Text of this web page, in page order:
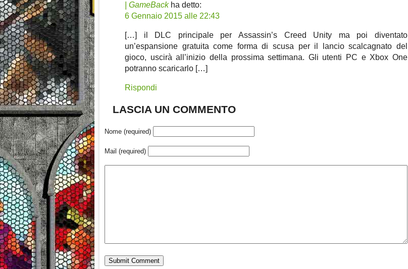
| GameBack ha detto:
6 Gennaio 2015 alle 22:43
[…] il DLC principale per Assassin’s Creed Unity ma poi diventato
un’espansione gratuita come forma di scusa per il lancio scalcagnato del
gioco, uscirà all’inizio della prossima settimana. Gli utenti PC e Xbox One
potranno scaricarlo […]
Rispondi
LASCIA UN COMMENTO
Nome (required)
Mail (required)